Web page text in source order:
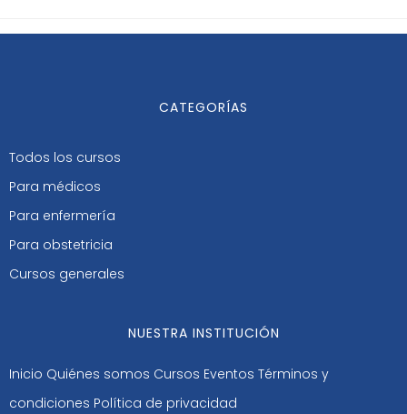
CATEGORÍAS
Todos los cursos
Para médicos
Para enfermería
Para obstetricia
Cursos generales
NUESTRA INSTITUCIÓN
Inicio Quiénes somos Cursos Eventos Términos y
condiciones Política de privacidad